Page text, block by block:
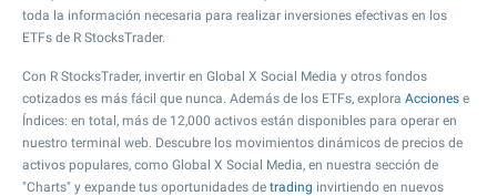
toda la información necesaria para realizar inversiones efectivas en los
ETFs de R StocksTrader.
Con R StocksTrader, invertir en Global X Social Media y otros fondos
cotizados es más fácil que nunca. Además de los ETFs, explora Acciones e
Índices: en total, más de 12,000 activos están disponibles para operar en
nuestro terminal web. Descubre los movimientos dinámicos de precios de
activos populares, como Global X Social Media, en nuestra sección de
"Charts" y expande tus oportunidades de trading invirtiendo en nuevos